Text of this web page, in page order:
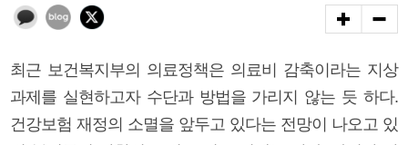
최근 보건복지부의 의료정책은 의료비 감축이라는 지상
과제를 실현하고자 수단과 방법을 가리지 않는 듯 하다.
건강보험 재정의 소멸을 앞두고 있다는 전망이 나오고 있